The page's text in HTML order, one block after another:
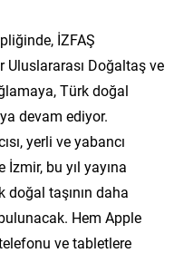
İZFAŞ
Doğaltaş ve
Türk doğal
devam ediyor.
yerli ve yabancı
bu yıl yayına
doğal taşının daha
Hem Apple
ve tabletlere